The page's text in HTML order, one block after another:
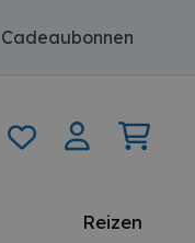
Cadeaubonnen
Reizen